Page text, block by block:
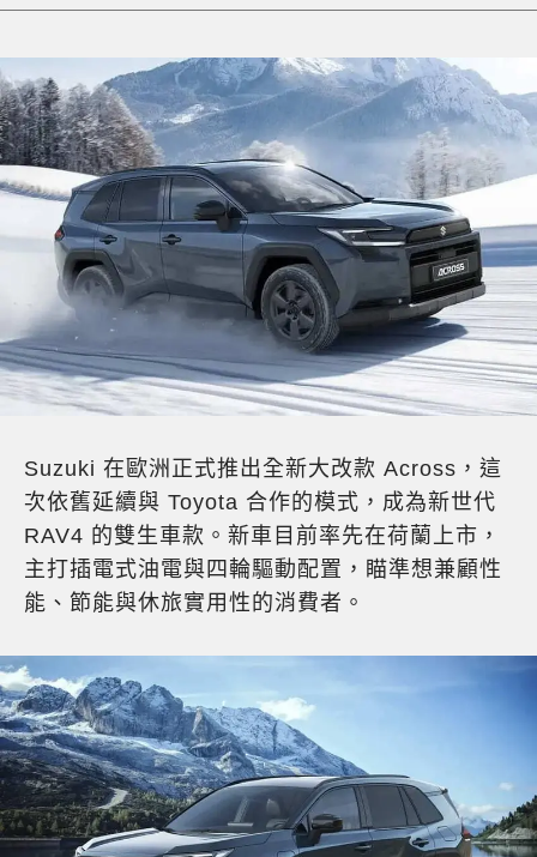
Suzuki 在歐洲正式推出全新大改款 Across，這
次依舊延續與 Toyota 合作的模式，成為新世代
RAV4 的雙生車款。新車目前率先在荷蘭上市，
主打插電式油電與四輪驅動配置，瞄準想兼顧性
能、節能與休旅實用性的消費者。